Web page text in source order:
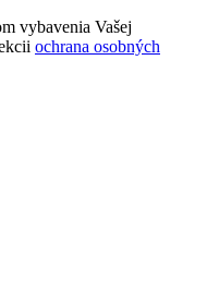
vybavenia Vašej
ochrana osobných